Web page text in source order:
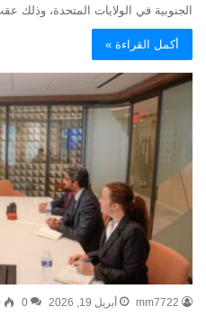
الجنوبية في الولايات المتحدة،
أكمل القراءة »
mm7722 أبريل 19, 2026 0